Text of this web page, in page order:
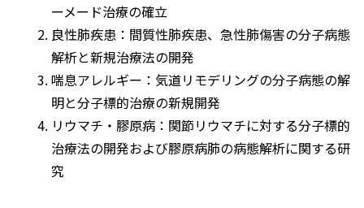
ーメード治療の確立
良性肺疾患：間質性肺疾患、急性肺傷害の分子病態
解析と新規治療法の開発
喘息アレルギー：気道リモデリングの分子病態の解
明と分子標的治療の新規開発
リウマチ・膠原病：関節リウマチに対する分子標的
治療法の開発および膠原病肺の病態解析に関する研
究